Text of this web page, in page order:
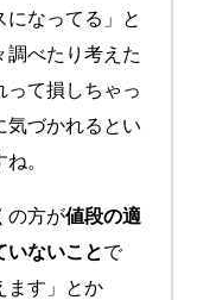
になってる」と
調べたり考えた
って損しちゃっ
気づかれるとい
。
の方が値段の適
いないことで
ます」とか